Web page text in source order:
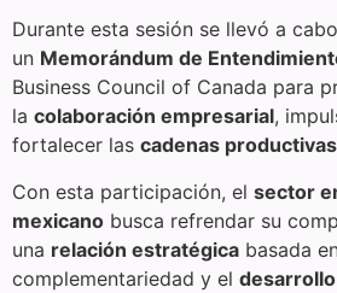
Durante esta sesión se llevó a
un Memorándum de
Business Council of Canada para
la colaboración empresarial,
fortalecer las cadenas productivas
Con esta participación, el sector
mexicano busca refrendar su
una relación estratégica basada
complementariedad y el